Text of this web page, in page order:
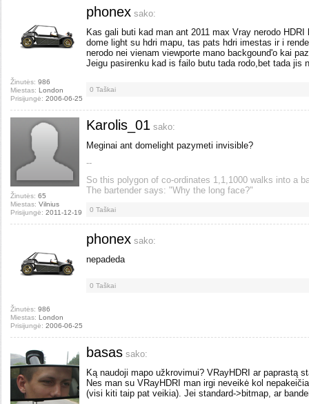
Žinutės: 986
Miestas: London
Prisijungė: 2006-06-25
phonex sako:
Kas gali buti kad man ant 2011 max Vray nerodo
dome light su hdri mapu, tas pats hdri imestas ir i
nerodo nei vienam viewporte mano backgound'o kai
Jeigu pasirenku kad is failo butu tada rodo,bet tada jis
0 Taškai
Žinutės: 65
Miestas: Vilnius
Prisijungė: 2011-12-19
Karolis_01 sako:
Meginai ant domelight pazymeti invisible?
--
So this polygon of co-ordinates 1,1,1000 walks into a
The bartender says: "Why the long face?"
0 Taškai
Žinutės: 986
Miestas: London
Prisijungė: 2006-06-25
phonex sako:
nepadeda
0 Taškai
basas sako:
Ką naudoji mapo užkrovimui? VRayHDRI ar paprastą
Nes man su VRayHDRI man irgi neveikė kol
(visi kiti taip pat veikia). Jei standard->bitmap, ar